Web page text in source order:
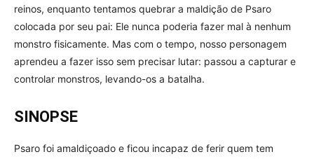
reinos, enquanto tentamos quebrar a maldição de Psaro
colocada por seu pai: Ele nunca poderia fazer mal à nenhum
monstro fisicamente. Mas com o tempo, nosso personagem
aprendeu a fazer isso sem precisar lutar: passou a capturar e
controlar monstros, levando-os a batalha.
SINOPSE
Psaro foi amaldiçoado e ficou incapaz de ferir quem tem